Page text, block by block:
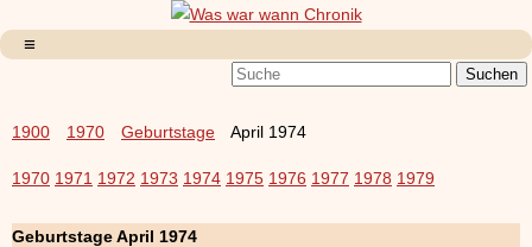
1900 1970 Geburtstage April 1974
1970 1971 1972 1973 1974 1975 1976 1977 1978 1979
Geburtstage April 1974